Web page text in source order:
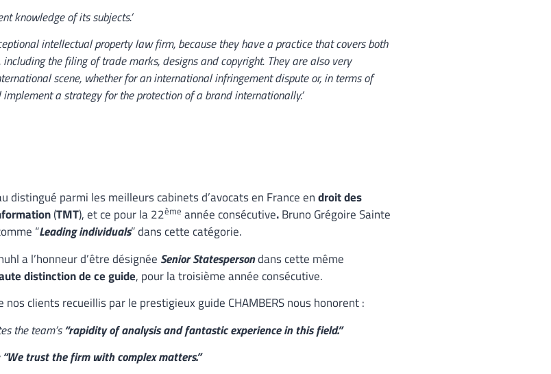
knowledge of its subjects.’
intellectual property law firm, because they have a practice that covers both
the filing of trade marks, designs and copyright. They are also very
scene, whether for an international infringement dispute or, in terms of
a strategy for the protection of a brand internationally.’
distingué parmi les meilleurs cabinets d’avocats en France endroit des
(TMT), et ce pour la 22ème année consécutive.Bruno Grégoire Sainte
“Leading individuals” dans cette catégorie.
a l’honneur d’être désignée Senior Statespersondans cette même
distinction de ce guide, pour la troisième année consécutive.
nos clients recueillis par le prestigieux guide CHAMBERS nous honorent :
the team’s“rapidity of analysis and fantastic experience in this field.”
“We trust the firm with complex matters.”